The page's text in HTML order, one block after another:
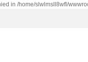
in /home/slwlmsll8wfl/